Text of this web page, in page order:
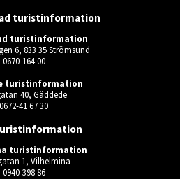
turistinformation
turistinformation
6, 833 35 Strömsund
0670-164 00
turistinformation
40, Gäddede
0672-41 67 30
turistinformation
1, Vilhelmina
0940-398 86